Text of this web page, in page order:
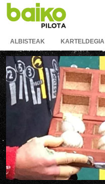
ALBISTEAK KARTELDEGIA